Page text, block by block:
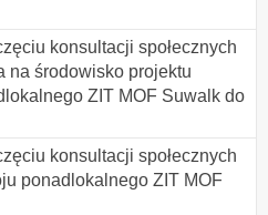
konsultacji społecznych
na środowisko projektu
ZIT MOF Suwalk do
konsultacji społecznych
ponadlokalnego ZIT MOF